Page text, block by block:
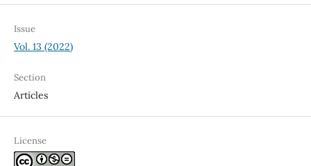
Issue
Vol. 13 (2022)
Section
Articles
License